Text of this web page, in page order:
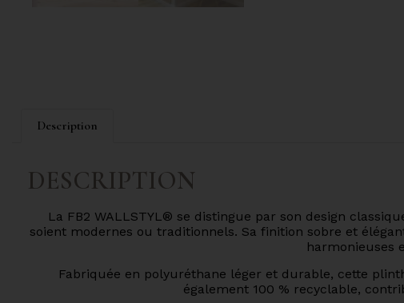
Description
DESCRIPTION
La FB2 WALLSTYL® se distingue par son design
soient modernes ou traditionnels. Sa finition sobre et
harmonieuses
Fabriquée en polyuréthane léger et durable, cette
également 100 % recyclable,